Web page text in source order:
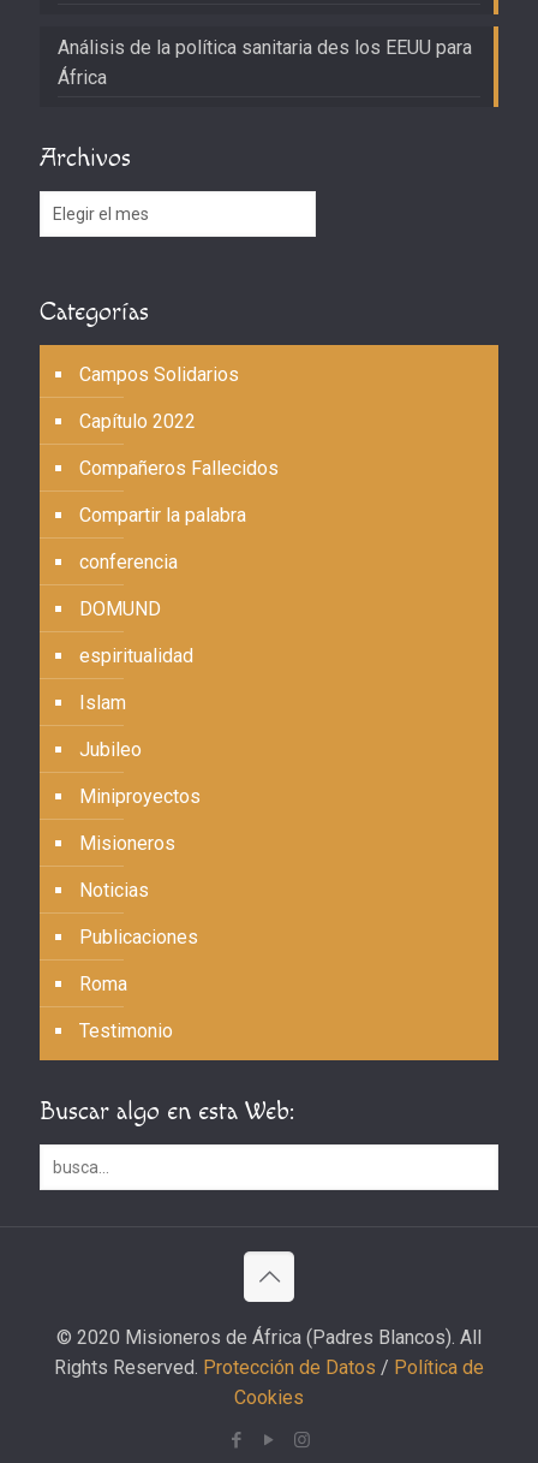
Análisis de la política sanitaria des los EEUU para
África
Archivos
Archivos
Categorías
Campos Solidarios
Capítulo 2022
Compañeros Fallecidos
Compartir la palabra
conferencia
DOMUND
espiritualidad
Islam
Jubileo
Miniproyectos
Misioneros
Noticias
Publicaciones
Roma
Testimonio
Buscar algo en esta Web:
© 2020 Misioneros de África (Padres Blancos). All
Rights Reserved. Protección de Datos / Política de
Cookies